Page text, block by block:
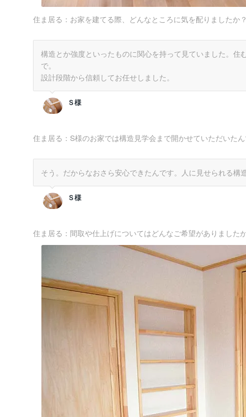
住ま居る：お家を建てる際、どんなところに気を配りましたか？
構造とか強度といったものに関心を持って見ていました。
で。
設計段階から信頼してお任せしました。
Ｓ様
住ま居る：S様のお家では構造見学会まで開かせていただいたん
そう。だからなおさら安心できたんです。人に見せられる構
Ｓ様
住ま居る：間取や仕上げについてはどんなご希望がありました